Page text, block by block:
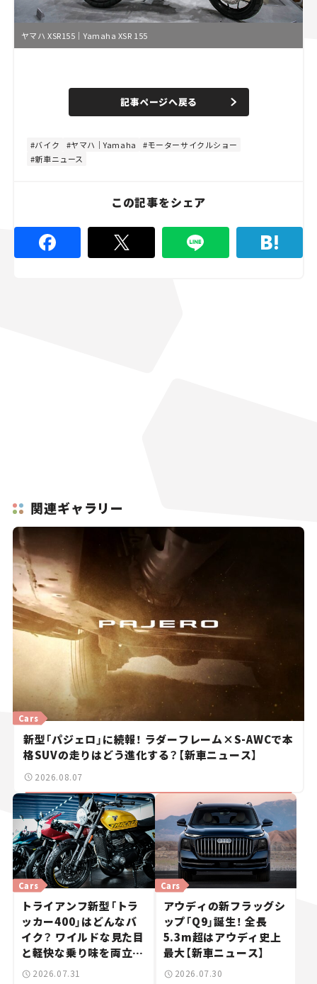
ヤマハ XSR155｜Yamaha XSR 155
n
e
d
8
記事ページへ戻る
バイク ヤマハ｜Yamaha
モーターサイクルショー
新車ニュース
この記事をシェア
関連ギャラリー
Cars
新型「パジェロ」に続報！ ラダーフレーム×S-AWCで本
格SUVの走りはどう進化する？【新車ニュース】
2026.08.07
Cars
トライアンフ新型「トラ
ッカー400」はどんなバ
イク？ ワイルドな見た目
と軽快な乗り味を両立し
た400ccフラットトラッ
2026.07.31
Cars
アウディの新フラッグシ
ップ「Q9」誕生！ 全長
5.3m超はアウディ史上
最大【新車ニュース】
2026.07.30